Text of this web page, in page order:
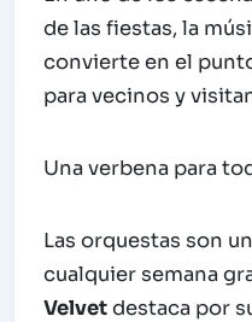
de las fiestas, la
convierte en el
para vecinos y
Una verbena para
Las orquestas son
cualquier semana
Velvetdestaca por